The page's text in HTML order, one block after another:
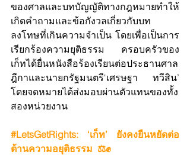
ของศาลและบทบัญญัติทางกฎหมายทำให้
เกิดคำถามและข้อกังวลเกี่ยวกับบท
ลงโทษที่เกินความจำเป็น โดยเพื่อเป็นการ
เรียกร้องความยุติธรรม ครอบครัวของ
เก็ทได้ยื่นหนังสือร้องเรียนต่อประธานศาล
ฎีกาและนายกรัฐมนตรี‘เศรษฐา ทวีสิน’
โดยจดหมายได้ส่งมอบผ่านตัวแทนของทั้ง
สองหน่วยงาน
#LetsGetRights: ‘เก็ท’ ยังคงยืนหยัดต่อ
ต้านความอยุติธรรม  ⚖️✊